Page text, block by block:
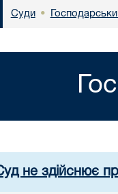
Суди •
не здійснює